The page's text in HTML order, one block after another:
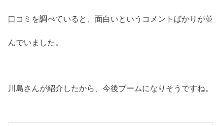
口コミを調べていると、面白いというコメントばかりが並
んでいました。
川島さんが紹介したから、今後ブームになりそうですね。